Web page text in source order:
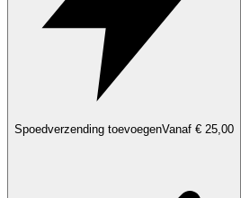
Spoedverzending toevoegenVanaf € 25,00